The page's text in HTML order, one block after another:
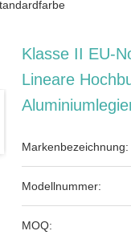
Klasse II EU-
Lineare
Markenbezeichnung:
Modellnummer:
MOQ: